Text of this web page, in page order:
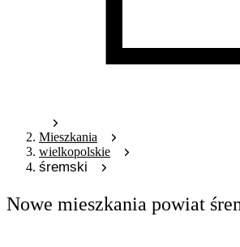
Mieszkania
wielkopolskie
śremski
Nowe mieszkania powiat